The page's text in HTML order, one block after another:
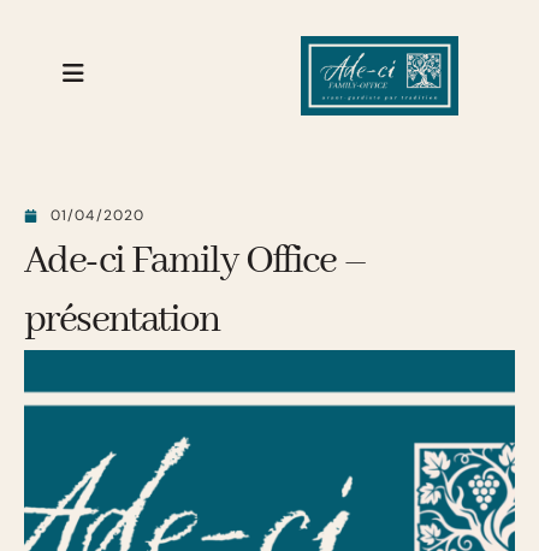
01/04/2020
Ade-ci Family Office –
présentation